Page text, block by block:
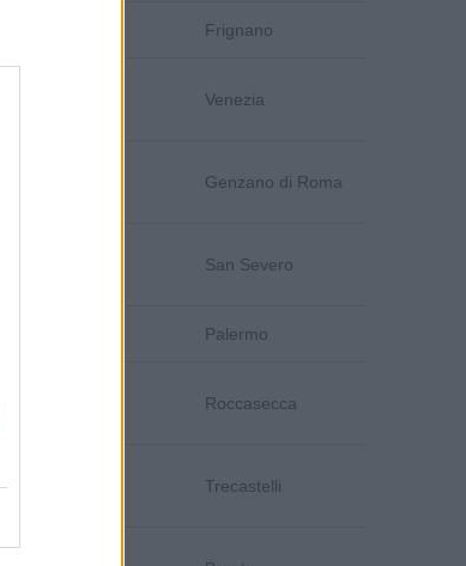
Frignano
Venezia
Genzano di Roma
San Severo
Palermo
Roccasecca
Trecastelli